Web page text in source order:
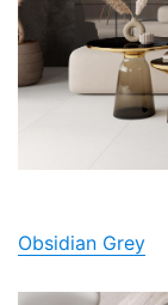
Obsidian Grey